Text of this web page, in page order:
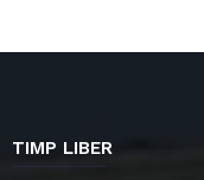
TIMP LIBER